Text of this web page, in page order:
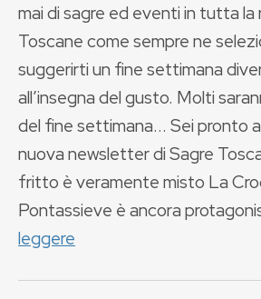
mai di sagre ed eventi in tutta la
Toscane come sempre ne
suggerirti un fine settimana
all’insegna del gusto. Molti
del fine settimana... Sei pronto
nuova newsletter di Sagre
fritto è veramente misto La
Pontassieve è ancora
leggere